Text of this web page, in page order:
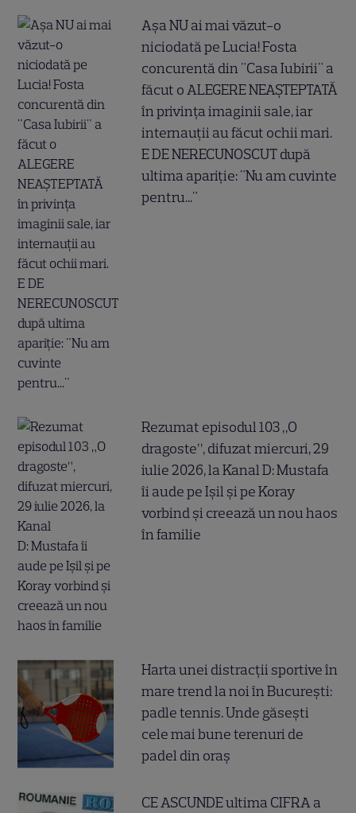
Așa NU ai mai văzut-o
niciodată pe Lucia! Fosta
concurentă din "Casa Iubirii" a
făcut o ALEGERE NEAȘTEPTATĂ
în privința imaginii sale, iar
internauții au făcut ochii mari.
E DE NERECUNOSCUT după
ultima apariție: "Nu am cuvinte
pentru..."
Rezumat episodul 103 „O
dragoste”, difuzat miercuri, 29
iulie 2026, la Kanal D: Mustafa
îi aude pe Ișil și pe Koray
vorbind și creează un nou haos
în familie
Harta unei distracții sportive în
mare trend la noi în București:
padle tennis. Unde găsești
cele mai bune terenuri de
padel din oraș
CE ASCUNDE ultima CIFRA a